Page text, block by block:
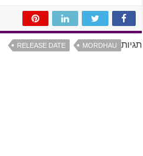
תגיות MORDHAU
RELEASE DATE